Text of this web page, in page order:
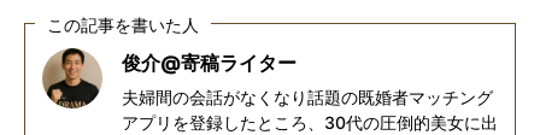
この記事を書いた人
俊介@寄稿ライター
夫婦間の会話がなくなり話題の既婚者マッチング
アプリを登録したところ、30代の圧倒的美女に出